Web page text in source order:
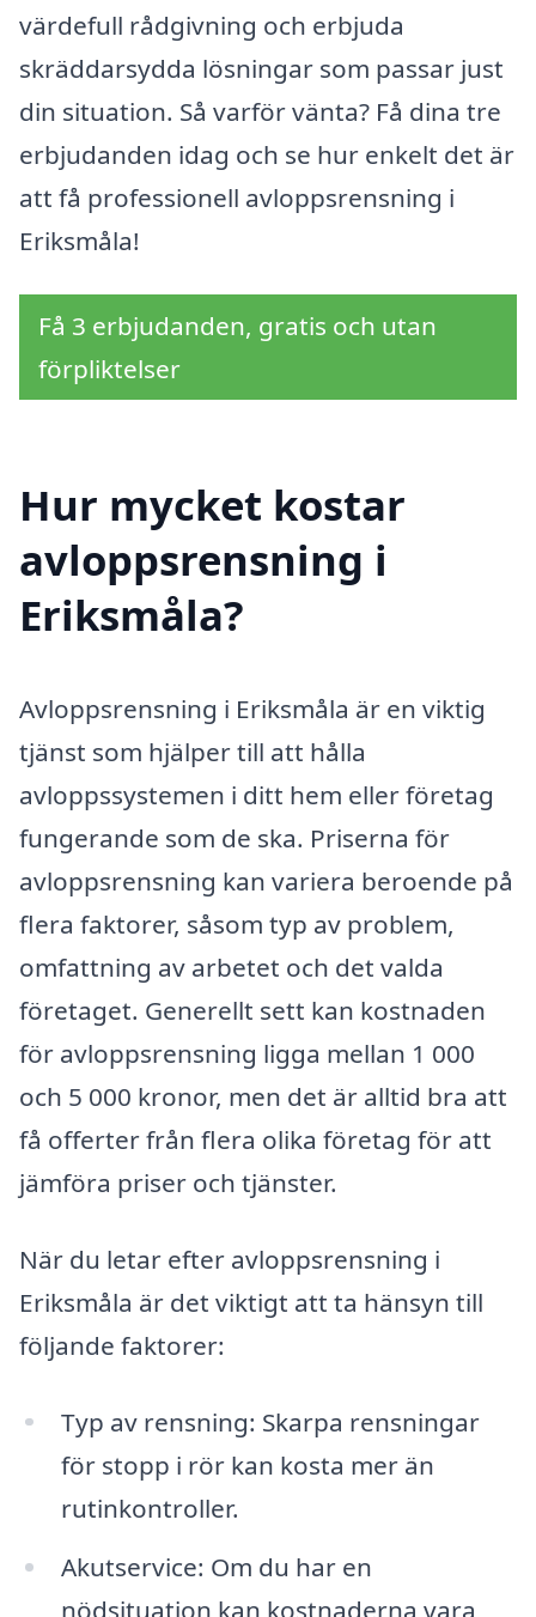
värdefull rådgivning och erbjuda
skräddarsydda lösningar som passar just
din situation. Så varför vänta? Få dina tre
erbjudanden idag och se hur enkelt det är
att få professionell avloppsrensning i
Eriksmåla!
Få 3 erbjudanden, gratis och utan
förpliktelser
Hur mycket kostar
avloppsrensning i
Eriksmåla?
Avloppsrensning i Eriksmåla är en viktig
tjänst som hjälper till att hålla
avloppssystemen i ditt hem eller företag
fungerande som de ska. Priserna för
avloppsrensning kan variera beroende på
flera faktorer, såsom typ av problem,
omfattning av arbetet och det valda
företaget. Generellt sett kan kostnaden
för avloppsrensning ligga mellan 1 000
och 5 000 kronor, men det är alltid bra att
få offerter från flera olika företag för att
jämföra priser och tjänster.
När du letar efter avloppsrensning i
Eriksmåla är det viktigt att ta hänsyn till
följande faktorer:
Typ av rensning: Skarpa rensningar
för stopp i rör kan kosta mer än
rutinkontroller.
Akutservice: Om du har en
nödsituation kan kostnaderna vara